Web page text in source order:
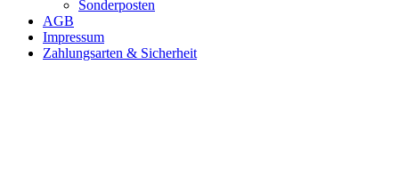
Sonderposten
AGB
Impressum
Zahlungsarten & Sicherheit